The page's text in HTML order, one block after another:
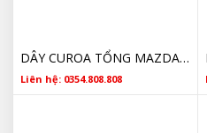
DÂY CUROA TỔNG MAZDA BT50 2016 AB396C301AB CHÍNH HÃNG GIÁ RẺ
Liên hệ: 0354.808.808